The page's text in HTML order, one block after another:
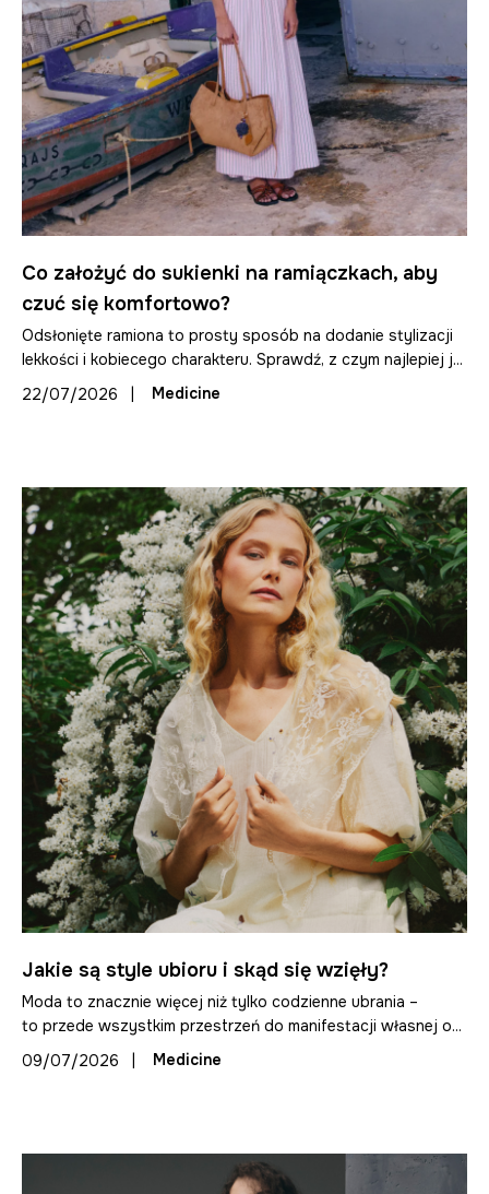
Co założyć do sukienki na ramiączkach, aby
czuć się komfortowo?
Odsłonięte ramiona to prosty sposób na dodanie stylizacji
lekkości i kobiecego charakteru. Sprawdź, z czym najlepiej j...
22/07/2026
| Medicine
Jakie są style ubioru i skąd się wzięły?
Moda to znacznie więcej niż tylko codzienne ubrania –
to przede wszystkim przestrzeń do manifestacji własnej o...
09/07/2026
| Medicine